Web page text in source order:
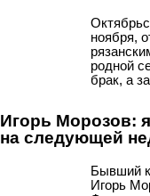
ноября,
родной
брак, а
Игорь Морозов:
на следующей
Бывший
Игорь